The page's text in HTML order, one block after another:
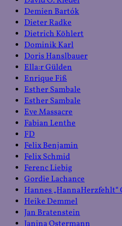
Demien Bartók
Dieter Radke
Dietrich Köhlert
Dominik Karl
Doris Hanslbauer
Ella:r Gülden
Enrique Fiß
Esther Sambale
Esther Sambale
Eve Massacre
Fabian Lenthe
FD
Felix Benjamin
Felix Schmid
Ferenc Liebig
Gordie Lachance
Hannes „HannaHerzfehlt“
Heike Demmel
Jan Bratenstein